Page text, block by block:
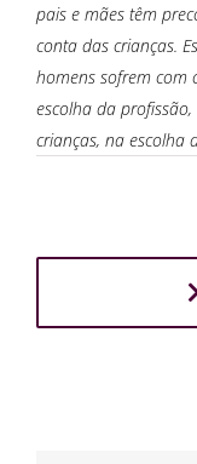
pais e mães têm
conta das crianças.
homens sofrem com
escolha da
crianças, na escolha